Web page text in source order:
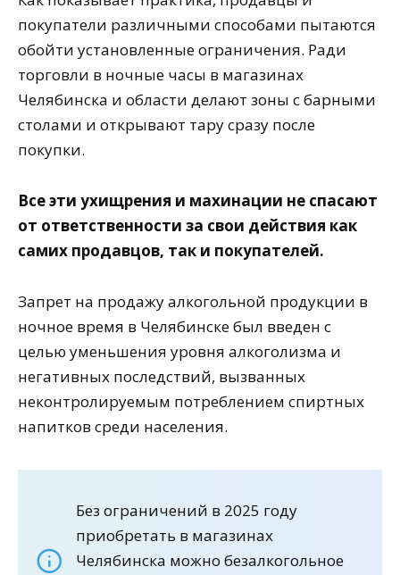
покупатели различными способами пытаются
обойти установленные ограничения. Ради
торговли в ночные часы в магазинах
Челябинска и области делают зоны с барными
столами и открывают тару сразу после
покупки.
Все эти ухищрения и махинации не спасают
от ответственности за свои действия как
самих продавцов, так и покупателей.
Запрет на продажу алкогольной продукции в
ночное время в Челябинске был введен с
целью уменьшения уровня алкоголизма и
негативных последствий, вызванных
неконтролируемым потреблением спиртных
напитков среди населения.
Без ограничений в 2025 году
приобретать в магазинах
Челябинска можно безалкогольное